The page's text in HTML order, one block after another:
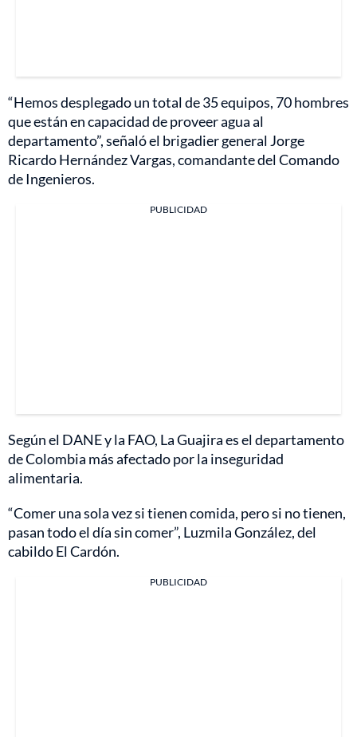
“Hemos desplegado un total de 35 equipos, 70 hombres
que están en capacidad de proveer agua al
departamento”, señaló el brigadier general Jorge
Ricardo Hernández Vargas, comandante del Comando
de Ingenieros.
PUBLICIDAD
Según el DANE y la FAO, La Guajira es el departamento
de Colombia más afectado por la inseguridad
alimentaria.
“Comer una sola vez si tienen comida, pero si no tienen,
pasan todo el día sin comer”, Luzmila González, del
cabildo El Cardón.
PUBLICIDAD